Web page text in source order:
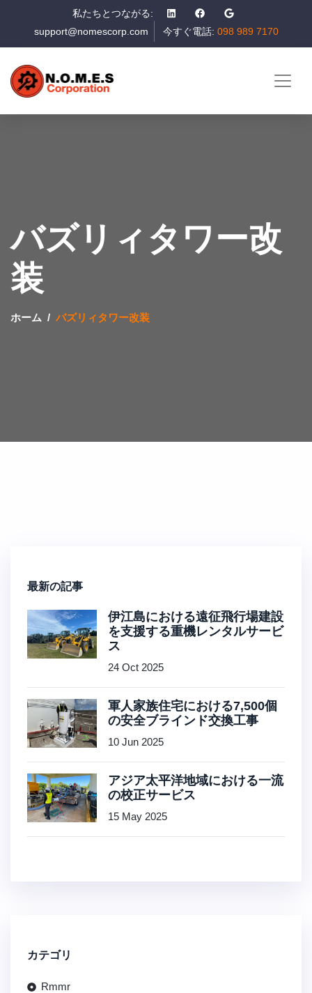
私たちとつながる:
support@nomescorp.com
今すぐ電話: 098 989 7170
バズリィタワー改
装
ホーム バズリィタワー改装
最新の記事
伊江島における遠征飛行場建設
を支援する重機レンタルサービ
ス
24 Oct 2025
軍人家族住宅における7,500個
の安全ブラインド交換工事
10 Jun 2025
アジア太平洋地域における一流
の校正サービス
15 May 2025
カテゴリ
Rmmr